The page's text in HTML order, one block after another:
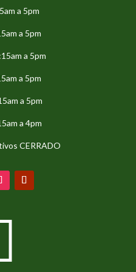
a 5pm
a 5pm
a 5pm
a 5pm
a 5pm
a 4pm
CERRADO